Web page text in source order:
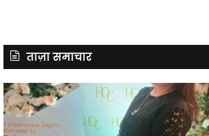
ताज़ा समाचार